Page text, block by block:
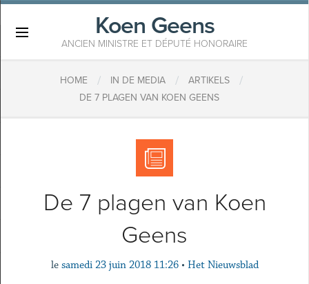
Koen Geens
ANCIEN MINISTRE ET DÉPUTÉ HONORAIRE
HOME / IN DE MEDIA / ARTIKELS /
​DE 7 PLAGEN VAN KOEN GEENS
​De 7 plagen van Koen
Geens
le samedi 23 juin 2018 11:26 • Het Nieuwsblad